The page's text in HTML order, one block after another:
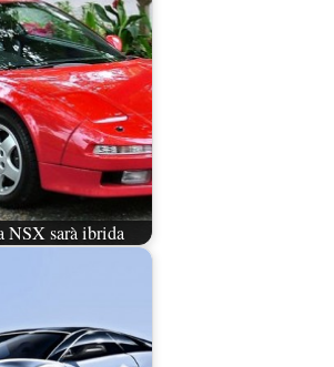
NSX sarà ibrida